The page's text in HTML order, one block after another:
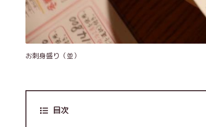
お刺身盛り（並）
目次